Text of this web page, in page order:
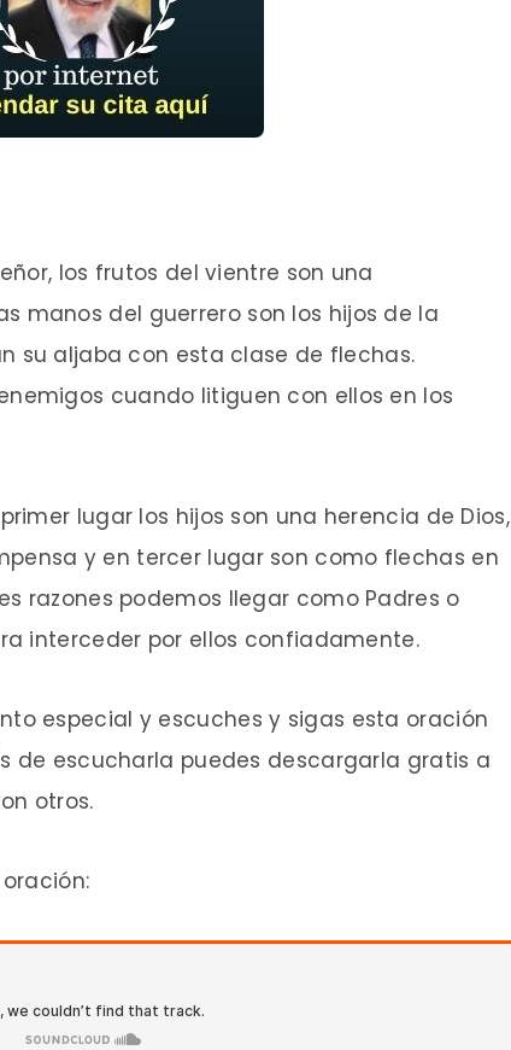
los frutos del vientre son una
manos del guerrero son los hijos de la
su aljaba con esta clase de flechas.
cuando litiguen con ellos en los
lugar los hijos son una herencia de Dios,
y en tercer lugar son como flechas en
razones podemos llegar como Padres o
interceder por ellos confiadamente.
especial y escuches y sigas esta oración
de escucharla puedes descargarla gratis a
otros.